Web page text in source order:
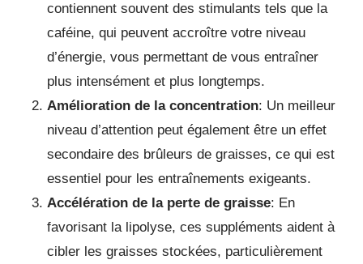
contiennent souvent des stimulants tels que la
caféine, qui peuvent accroître votre niveau
d’énergie, vous permettant de vous entraîner
plus intensément et plus longtemps.
Amélioration de la concentration: Un meilleur
niveau d’attention peut également être un effet
secondaire des brûleurs de graisses, ce qui est
essentiel pour les entraînements exigeants.
Accélération de la perte de graisse: En
favorisant la lipolyse, ces suppléments aident à
cibler les graisses stockées, particulièrement